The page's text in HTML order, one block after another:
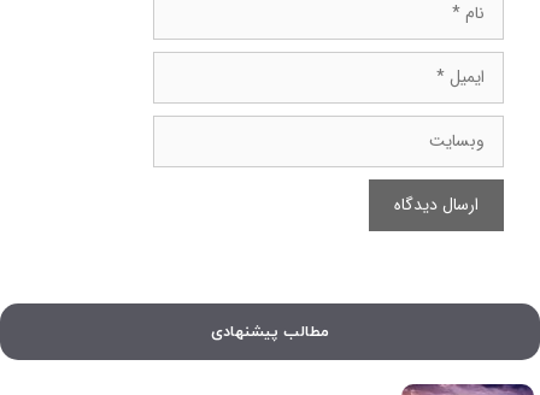
ایمیل
وبسایت
مطالب پیشنهادی